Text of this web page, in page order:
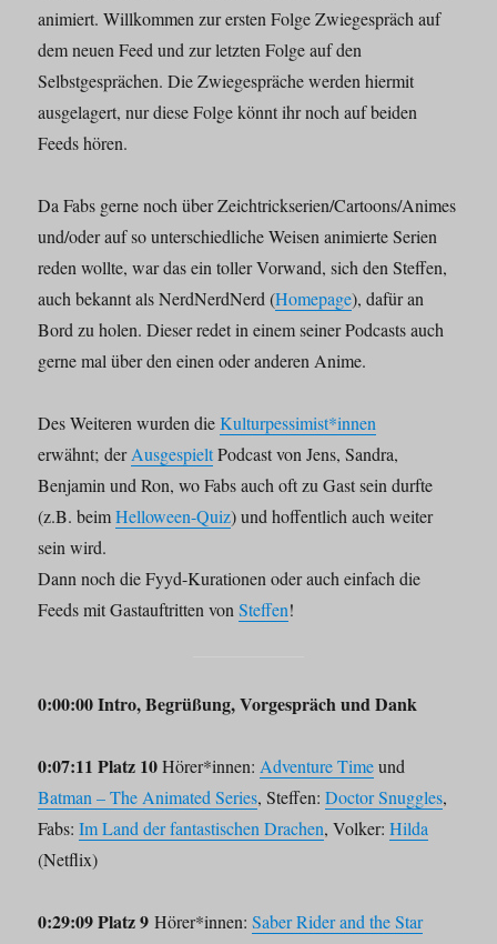
1
animiert. Willkommen zur ersten Folge Zwiegespräch auf
dem neuen Feed und zur letzten Folge auf den
Selbstgesprächen. Die Zwiegespräche werden hiermit
ausgelagert, nur diese Folge könnt ihr noch auf beiden
Feeds hören.
Da Fabs gerne noch über Zeichtrickserien/Cartoons/Animes
und/oder auf so unterschiedliche Weisen animierte Serien
reden wollte, war das ein toller Vorwand, sich den Steffen,
auch bekannt als NerdNerdNerd (Homepage), dafür an
Bord zu holen. Dieser redet in einem seiner Podcasts auch
gerne mal über den einen oder anderen Anime.
Des Weiteren wurden dieKulturpessimist*innen
erwähnt; derAusgespieltPodcast von Jens, Sandra,
Benjamin und Ron, wo Fabs auch oft zu Gast sein durfte
(z.B. beimHelloween-Quiz) und hoffentlich auch weiter
sein wird.
Dann noch die Fyyd-Kurationen oder auch einfach die
Feeds mit Gastauftritten vonSteffen!
0:00:00 Intro, Begrüßung, Vorgespräch und Dank
0:07:11 Platz 10Hörer*innen: Adventure Timeund
Batman – The Animated Series, Steffen:Doctor Snuggles,
Fabs:Im Land der fantastischen Drachen, Volker:Hilda
(Netflix)
0:29:09 Platz 9 Hörer*innen:Saber Rider and the Star